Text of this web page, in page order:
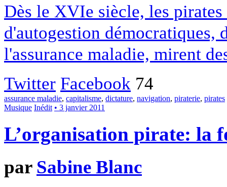
Dès le XVIe siècle, les
d'autogestion démocratiques,
l'assurance maladie, mirent
Twitter Facebook 74
assurance maladie, capitalisme, dictature, navigation, piraterie, pirates
Musique Inédit • 3 janvier 2011
L’organisation pirate: la
par Sabine Blanc